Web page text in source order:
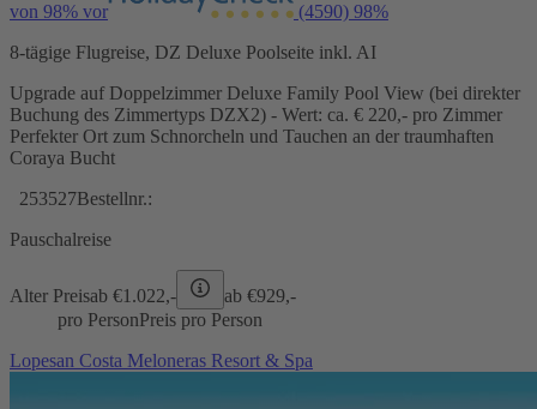
von 98% vor (4590) 98%
8-tägige Flugreise, DZ Deluxe Poolseite inkl. AI
Upgrade auf Doppelzimmer Deluxe Family Pool View (bei direkter
Buchung des Zimmertyps DZX2) - Wert: ca. € 220,- pro Zimmer
Perfekter Ort zum Schnorcheln und Tauchen an der traumhaften
Coraya Bucht
253527Bestellnr.:
Pauschalreise
Alter Preisab €1.022,- ab €929,-
pro PersonPreis pro Person
Lopesan Costa Meloneras Resort & Spa